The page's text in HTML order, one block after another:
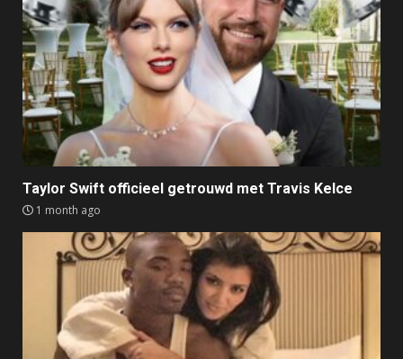
Taylor Swift officieel getrouwd met Travis Kelce
1 month ago